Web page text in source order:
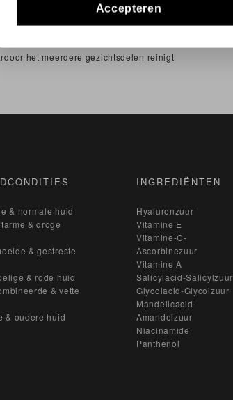
uit te drogen
en de pH-waarde van de huid
in de diepe huidlagen
het meerdere gezichtsdelen reinigt
& normale huid
& droge
& gestreste
& rode huid
& vette
& oudere huid
INGREDIËNTEN
Hyaluronzuur
Vitamine E
Vitamine-C-
Ascorbinezuur
Vitamine A
Salicylacid-Salicylzuur
Glycolacid-Glycolzuur
Mandelicacid-
Amandelzuur
Niacinamide
Panthenol
Accepteren